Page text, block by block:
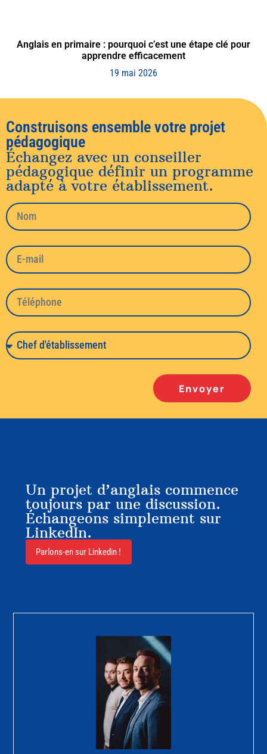
Anglais en primaire : pourquoi c’est une étape clé pour
apprendre efficacement
19 mai 2026
Construisons ensemble votre projet
pédagogique
Échangez avec un conseiller
pédagogique définir un programme
adapté à votre établissement.
Envoyer
Un projet d’anglais commence
toujours par une discussion.
Échangeons simplement sur
LinkedIn.
Parlons-en sur Linkedin !